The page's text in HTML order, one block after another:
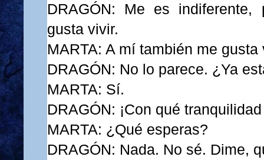
DRAGÓN: Me es
gusta vivir.
MARTA: A mí también me gusta
DRAGÓN: No lo parece. ¿Ya
MARTA: Sí.
DRAGÓN: ¡Con qué
MARTA: ¿Qué esperas?
DRAGÓN: Nada. No sé. Dime,